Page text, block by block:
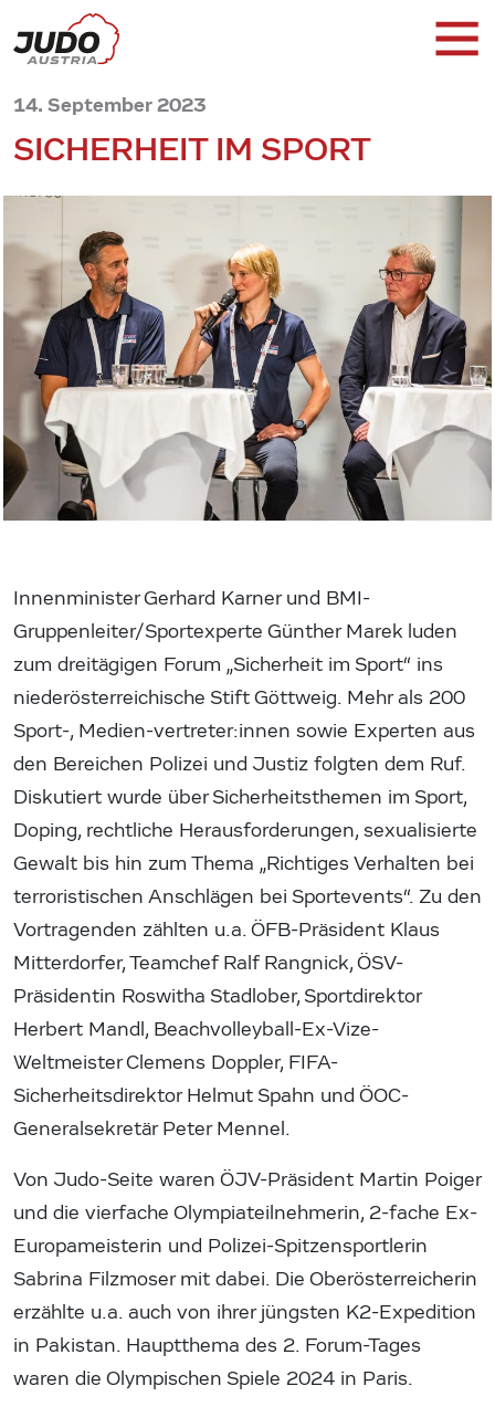
14. September 2023
SICHERHEIT IM SPORT
Innenminister Gerhard Karner und BMI-
Gruppenleiter/Sportexperte Günther Marek luden
zum dreitägigen Forum „Sicherheit im Sport“ ins
niederösterreichische Stift Göttweig. Mehr als 200
Sport-, Medien-vertreter:innen sowie Experten aus
den Bereichen Polizei und Justiz folgten dem Ruf.
Diskutiert wurde über Sicherheitsthemen im Sport,
Doping, rechtliche Herausforderungen, sexualisierte
Gewalt bis hin zum Thema „Richtiges Verhalten bei
terroristischen Anschlägen bei Sportevents“. Zu den
Vortragenden zählten u.a. ÖFB-Präsident Klaus
Mitterdorfer, Teamchef Ralf Rangnick, ÖSV-
Präsidentin Roswitha Stadlober, Sportdirektor
Herbert Mandl, Beachvolleyball-Ex-Vize-
Weltmeister Clemens Doppler, FIFA-
Sicherheitsdirektor Helmut Spahn und ÖOC-
Generalsekretär Peter Mennel.
Von Judo-Seite waren ÖJV-Präsident Martin Poiger
und die vierfache Olympiateilnehmerin, 2-fache Ex-
Europameisterin und Polizei-Spitzensportlerin
Sabrina Filzmoser mit dabei. Die Oberösterreicherin
erzählte u.a. auch von ihrer jüngsten K2-Expedition
in Pakistan. Hauptthema des 2. Forum-Tages
waren die Olympischen Spiele 2024 in Paris.